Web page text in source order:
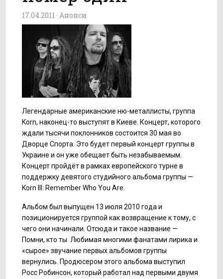
17.04.2011 · Анонси
Легендарные американские ню-металлисты, группа
Korn, наконец-то выступят в Киеве. Концерт, которого
ждали тысячи поклонников состоится 30 мая во
Дворце Спорта. Это будет первый концерт группы в
Украине и он уже обещает быть незабываемым.
Концерт пройдёт в рамках европейского турне в
поддержку девятого студийного альбома группы —
Korn III: Remember Who You Are.
Альбом был выпущен 13 июля 2010 года и
позиционируется группой как возвращение к тому, с
чего они начинали. Отсюда и такое название —
Помни, кто ты. Любимая многими фанатами лирика и
«сырое» звучание первых альбомов группы
вернулись. Продюсером этого альбома выступил
Росс Робинсон, который работал над первыми двумя